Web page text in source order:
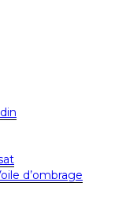
d’ombrage